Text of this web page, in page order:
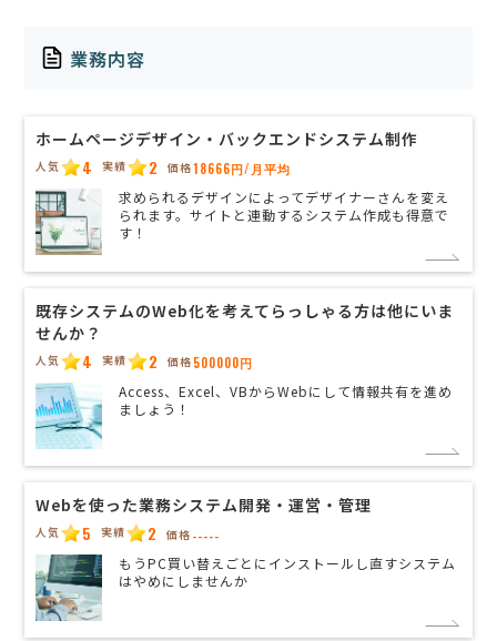
業務内容
ホームページデザイン・バックエンドシステム制作
人気 4 実績 2 価格18666円/月平均
求められるデザインによってデザイナーさんを変え
られます。サイトと連動するシステム作成も得意で
す！
既存システムのWeb化を考えてらっしゃる方は他にいま
せんか？
人気 4 実績 2 価格 500000円
Access、Excel、VBからWebにして情報共有を進め
ましょう！
Webを使った業務システム開発・運営・管理
人気 5 実績 2 価格 -----
もうPC買い替えごとにインストールし直すシステム
はやめにしませんか